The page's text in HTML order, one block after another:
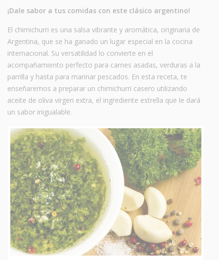
¡Dale sabor a tus comidas con este clásico argentino!
El chimichurri es una salsa vibrante y aromática, originaria de
Argentina, que se ha ganado un lugar especial en la cocina
internacional. Su versatilidad lo convierte en el
acompañamiento perfecto para carnes asadas, verduras a la
parrilla y hasta para marinar pescados. En esta receta, te
enseñaremos a preparar un chimichurri casero utilizando
aceite de oliva virgen extra, el ingrediente estrella que le dará
un sabor inigualable.